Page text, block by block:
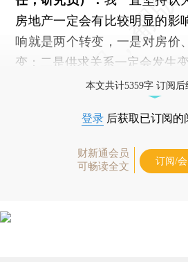
房地产一定会有比较明显的影
响就是两个转变，一是对房价
变；二是供求关系一定会发生变
本文共计5359字 订阅
登录 后获取已订阅的
财新通会员
可畅读全文
订阅/